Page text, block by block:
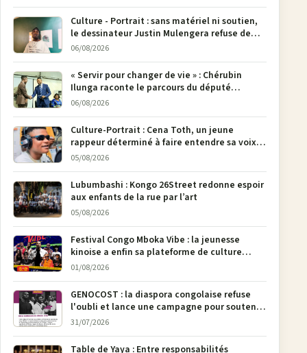
Culture - Portrait : sans matériel ni soutien,
le dessinateur Justin Mulengera refuse de
poser son crayon
06/08/2026
« Servir pour changer de vie » : Chérubin
Ilunga raconte le parcours du député
national Jethro Muyombi Tshimbu en 137
06/08/2026
Culture-Portrait : Cena Toth, un jeune
rappeur déterminé à faire entendre sa voix à
Bunia
05/08/2026
Lubumbashi : Kongo 26Street redonne espoir
aux enfants de la rue par l’art
05/08/2026
Festival Congo Mboka Vibe : la jeunesse
kinoise a enfin sa plateforme de culture
urbaine
01/08/2026
GENOCOST : la diaspora congolaise refuse
l'oubli et lance une campagne pour soutenir
la pétition FONAREV depuis Bruxelles
31/07/2026
Table de Yaya : Entre responsabilités